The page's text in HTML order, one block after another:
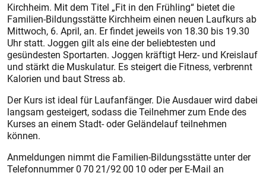
Kirchheim. Mit dem Titel „Fit in den Frühling“ bietet die
Familien-Bildungsstätte Kirchheim einen neuen Laufkurs ab
Mittwoch, 6. April, an. Er findet jeweils von 18.30 bis 19.30
Uhr statt. Joggen gilt als eine der beliebtesten und
gesündesten Sportarten. Joggen kräftigt Herz- und Kreislauf
und stärkt die Muskulatur. Es steigert die Fitness, verbrennt
Kalorien und baut Stress ab.
Der Kurs ist ideal für Laufanfänger. Die Ausdauer wird dabei
langsam gesteigert, sodass die Teilnehmer zum Ende des
Kurses an einem Stadt- oder Geländelauf teilnehmen
können.
Anmeldungen nimmt die Familien-Bildungsstätte unter der
Telefonnummer 0 70 21/92 00 10 oder per E‑Mail an